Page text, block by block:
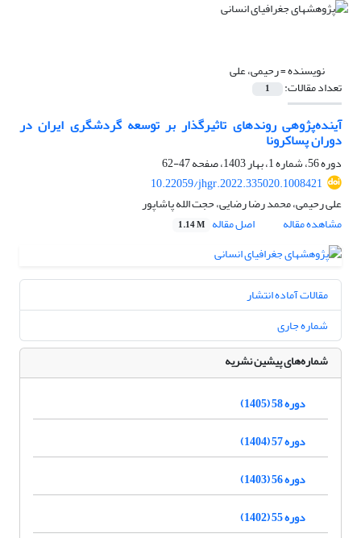
نویسنده =رحیمی، علی
تعداد مقالات: 1
آینده‌پژوهی روندهای تاثیرگذار بر توسعه گردشگری ایران در
دوران پساکرونا
دوره 56، شماره 1، بهار 1403، صفحه
47-62
10.22059/jhgr.2022.335020.1008421
علی رحیمی، محمد رضا رضایی، حجت الله پاشاپور
مشاهده مقاله
اصل مقاله 1.14 M
مقالات آماده انتشار
شماره جاری
شماره‌های پیشین نشریه
دوره 58 (1405)
دوره 57 (1404)
دوره 56 (1403)
دوره 55 (1402)